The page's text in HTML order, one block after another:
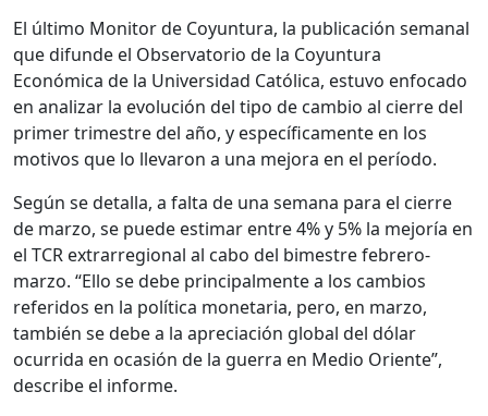
El último Monitor de Coyuntura, la publicación semanal
que difunde el Observatorio de la Coyuntura
Económica de la Universidad Católica, estuvo enfocado
en analizar la evolución del tipo de cambio al cierre del
primer trimestre del año, y específicamente en los
motivos que lo llevaron a una mejora en el período.
Según se detalla, a falta de una semana para el cierre
de marzo, se puede estimar entre 4% y 5% la mejoría en
el TCR extrarregional al cabo del bimestre febrero-
marzo. “Ello se debe principalmente a los cambios
referidos en la política monetaria, pero, en marzo,
también se debe a la apreciación global del dólar
ocurrida en ocasión de la guerra en Medio Oriente”,
describe el informe.